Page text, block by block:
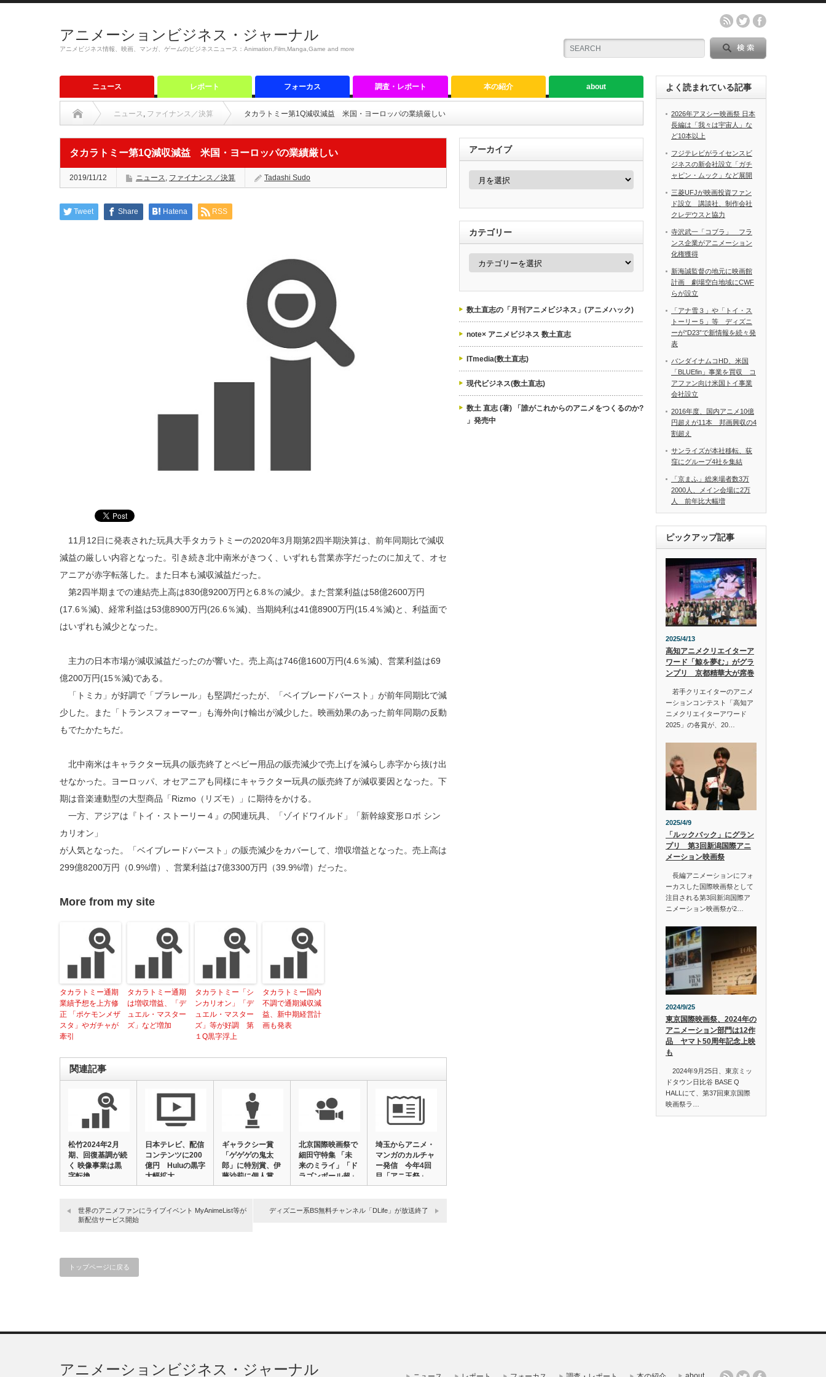
アニメーションビジネス・ジャーナル
アニメビジネス情報、映画、マンガ、ゲームのビジネスニュース：Animation,Film,Manga,Game and more
ニュース レポート フォーカス 調査・レポート 本の紹介 about
ニュース, ファイナンス／決算 タカラトミー第1Q減収減益 米国・ヨーロッパの業績厳しい
タカラトミー第1Q減収減益 米国・ヨーロッパの業績厳しい
2019/11/12 ニュース, ファイナンス／決算 Tadashi Sudo
Tweet Share Hatena RSS
11月12日に発表された玩具大手タカラトミーの2020年3月期第2四半期決算は、前年同期比で減収
減益の厳しい内容となった。引き続き北中南米がきつく、いずれも営業赤字だったのに加えて、オセ
アニアが赤字転落した。また日本も減収減益だった。
第2四半期までの連結売上高は830億9200万円と6.8％の減少。また営業利益は58億2600万円
(17.6％減)、経常利益は53億8900万円(26.6％減)、当期純利は41億8900万円(15.4％減)と、利益面で
はいずれも減少となった。
主力の日本市場が減収減益だったのが響いた。売上高は746億1600万円(4.6％減)、営業利益は69
億200万円(15％減)である。
「トミカ」が好調で「プラレール」も堅調だったが、「ベイブレードバースト」が前年同期比で減
少した。また「トランスフォーマー」も海外向け輸出が減少した。映画効果のあった前年同期の反動
もでたかたちだ。
北中南米はキャラクター玩具の販売終了とベビー用品の販売減少で売上げを減らし赤字から抜け出
せなかった。ヨーロッパ、オセアニアも同様にキャラクター玩具の販売終了が減収要因となった。下
期は音楽連動型の大型商品「Rizmo（リズモ）」に期待をかける。
一方、アジアは『トイ・ストーリー４』の関連玩具、「ゾイドワイルド」「新幹線変形ロボ シン
カリオン」
が人気となった。「ベイブレードバースト」の販売減少をカバーして、増収増益となった。売上高は
299億8200万円（0.9%増）、営業利益は7億3300万円（39.9%増）だった。
More from my site
タカラトミー通期
業績予想を上方修
正 「ポケモンメザ
スタ」やガチャが
牽引
タカラトミー通期
は増収増益、「デ
ュエル・マスター
ズ」など増加
タカラトミー「シ
ンカリオン」「デ
ュエル・マスター
ズ」等が好調 第
１Q黒字浮上
タカラトミー国内
不調で通期減収減
益、新中期経営計
画も発表
関連記事
松竹2024年2月
期、回復基調が続
く 映像事業は黒
字転換
日本テレビ、配信
コンテンツに200
億円 Huluの黒字
大幅拡大
ギャラクシー賞
「ゲゲゲの鬼太
郎」に特別賞、伊
藤沙莉に個人賞
北京国際映画祭で
細田守特集 「未
来のミライ」「ド
ラゴンボール超」
…
埼玉からアニメ・
マンガのカルチャ
ー発信 今年4回
目「アニ玉祭」、
…
世界のアニメファンにライブイベント MyAnimeList等が
新配信サービス開始
ディズニー系BS無料チャンネル「DLife」が放送終了
トップページに戻る
アーカイブ
ア
ブ
カテゴリー
カ
ー
数土直志の「月刊アニメビジネス」(アニメハック)
note× アニメビジネス 数土直志
ITmedia(数土直志)
現代ビジネス(数土直志)
数土 直志 (著) 「誰がこれからのアニメをつくるのか?
」発売中
よく読まれている記事
2026年アヌシー映画祭 日本
長編は「我々は宇宙人」な
ど10本以上
フジテレビがライセンスビ
ジネスの新会社設立「ガチ
ャピン・ムック」など展開
三菱UFJが映画投資ファン
ド設立 講談社、制作会社
クレデウスと協力
寺沢武一「コブラ」 フラ
ンス企業がアニメーション
化権獲得
新海誠監督の地元に映画館
計画 劇場空白地域にCWF
らが設立
「アナ雪３」や「トイ・ス
トーリー５」等 ディズニ
ーが“D23”で新情報を続々発
表
バンダイナムコHD、米国
「BLUEfin」事業を買収 コ
アファン向け米国トイ事業
会社設立
2016年度、国内アニメ10億
円超えが11本 邦画興収の4
割超え
サンライズが本社移転、荻
窪にグループ4社を集結
「京まふ」総来場者数3万
2000人、メイン会場に2万
人 前年比大幅増
ピックアップ記事
2025/4/13
高知アニメクリエイターア
ワード「鯨を夢む」がグラ
ンプリ 京都精華大が席巻
若手クリエイターのアニメ
ーションコンテスト「高知ア
ニメクリエイターアワード
2025」の各賞が、20…
2025/4/9
「ルックバック」にグラン
プリ 第3回新潟国際アニ
メーション映画祭
長編アニメーションにフォ
ーカスした国際映画祭として
注目される第3回新潟国際ア
ニメーション映画祭が2…
2024/9/25
東京国際映画祭、2024年の
アニメーション部門は12作
品 ヤマト50周年記念上映
も
2024年9月25日、東京ミッ
ドタウン日比谷 BASE Q
HALLにて、第37回東京国際
映画祭ラ…
アニメーションビジネス・ジャーナル